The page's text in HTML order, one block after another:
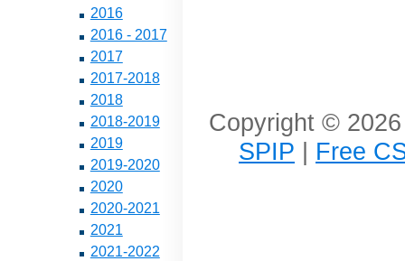
2016
2016 - 2017
2017
2017-2018
2018
2018-2019
2019
2019-2020
2020
2020-2021
2021
2021-2022
Copyright ©
SPIP | Free